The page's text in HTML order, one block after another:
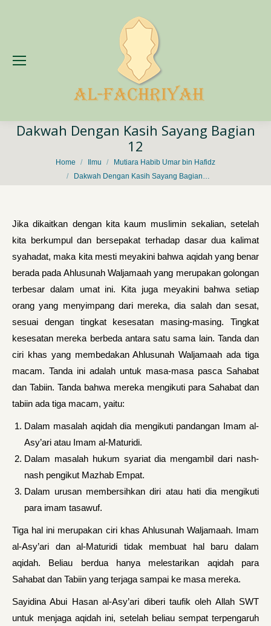
Dakwah Dengan Kasih Sayang Bagian
12
You are here:Home Ilmu
Mutiara Habib Umar bin Hafidz
Dakwah Dengan Kasih Sayang Bagian…
Jika dikaitkan dengan kita kaum muslimin sekalian, setelah
kita berkumpul dan bersepakat terhadap dasar dua kalimat
syahadat, maka kita mesti meyakini bahwa aqidah yang benar
berada pada Ahlusunah Waljamaah yang merupakan go­longan
terbesar dalam umat ini. Kita juga meyakini bahwa setiap
orang yang menyimpang dari mereka, dia salah dan sesat,
sesuai dengan tingkat kesesatan masing-masing. Tingkat
kesesatan mereka berbeda antara satu sama lain. Tanda dan
ciri khas yang membedakan Ahlusunah Waljamaah ada tiga
macam. Tanda ini adalah untuk masa-masa pasca Sahabat
dan Tabiin. Tanda bahwa mereka mengiku­ti para Sahabat dan
tabiin ada tiga macam, yaitu:
Dalam masalah aqidah dia mengikuti pandangan Imam al-
Asy’ari atau Imam al-Maturidi.
Dalam masalah hukum syariat dia mengambil dari nash-
nash pengikut Mazhab Empat.
Dalam urusan membersihkan diri atau hati dia mengikuti
para imam tasawuf.
Tiga hal ini merupakan ciri khas Ahlusunah Waljamaah. Imam
al-Asy’ari dan al-Maturidi tidak membuat hal baru dalam
aqidah. Beliau berdua hanya melestarikan aqidah para
Sahabat dan Tabiin yang terjaga sampai ke masa mereka.
Sayidina Abui Hasan al-Asy’ari diberi taufik oleh Allah SWT
untuk menjaga aqidah ini, setelah beliau sempat terpengaruh